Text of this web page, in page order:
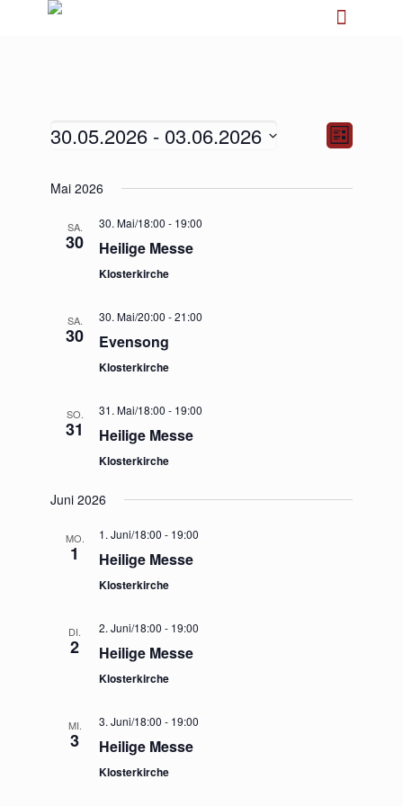
Ansichten-
Navigation
Ansichten-
Liste
30.05.2026 - 03.06.2026
wählen.
Mai 2026
SA.
30
30. Mai/18:00 - 19:00
Heilige Messe
Klosterkirche
SA.
30
30. Mai/20:00 -21:00
Evensong
Klosterkirche
SO.
31
31. Mai/18:00 - 19:00
Heilige Messe
Klosterkirche
Juni 2026
MO.
1
1. Juni/18:00 - 19:00
Heilige Messe
Klosterkirche
DI.
2
2. Juni/18:00 - 19:00
Heilige Messe
Klosterkirche
MI.
3
3. Juni/18:00 - 19:00
Heilige Messe
Klosterkirche